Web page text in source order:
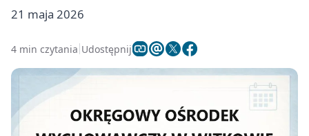
21 maja 2026
4 min czytania Udostępnij